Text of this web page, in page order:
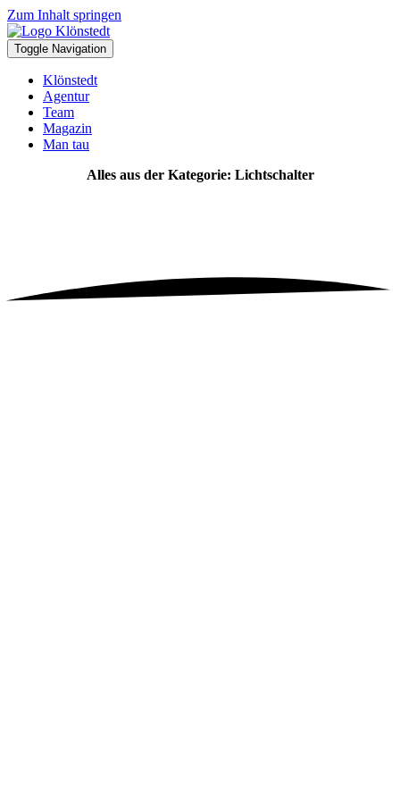
Zum Inhalt springen
Toggle Navigation
Klönstedt
Agentur
Team
Magazin
Man tau
Alles aus der Kategorie: Lichtschalter